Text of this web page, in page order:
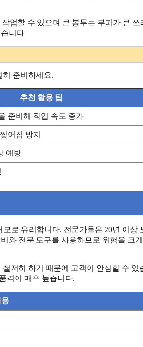
업할 수 있으며 큰 봉투는 부피가 큰 쓰
니다.
히 준비하세요.
추천 활용 팁
준비해 작업 속도 증가
어짐 방지
예방
로 유리합니다. 전문가들은 20년 이상
와 전문 도구를 사용하므로 위험을 크
저히 하기 때문에 고객이 안심할 수 있
격이 매우 높습니다.
용